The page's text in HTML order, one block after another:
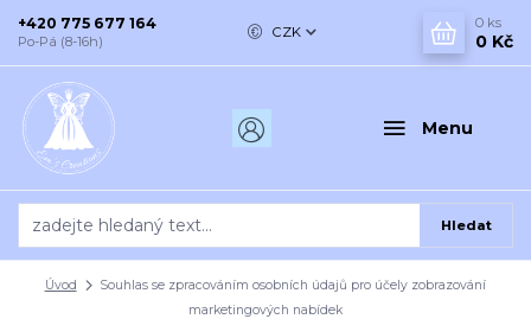
Menu
CZK
Hledat
+420 775 677 164
Po-Pá (8-16h)
0 ks
0 Kč
Úvod
Souhlas se zpracováním osobních údajů pro účely zobrazování
marketingových nabídek